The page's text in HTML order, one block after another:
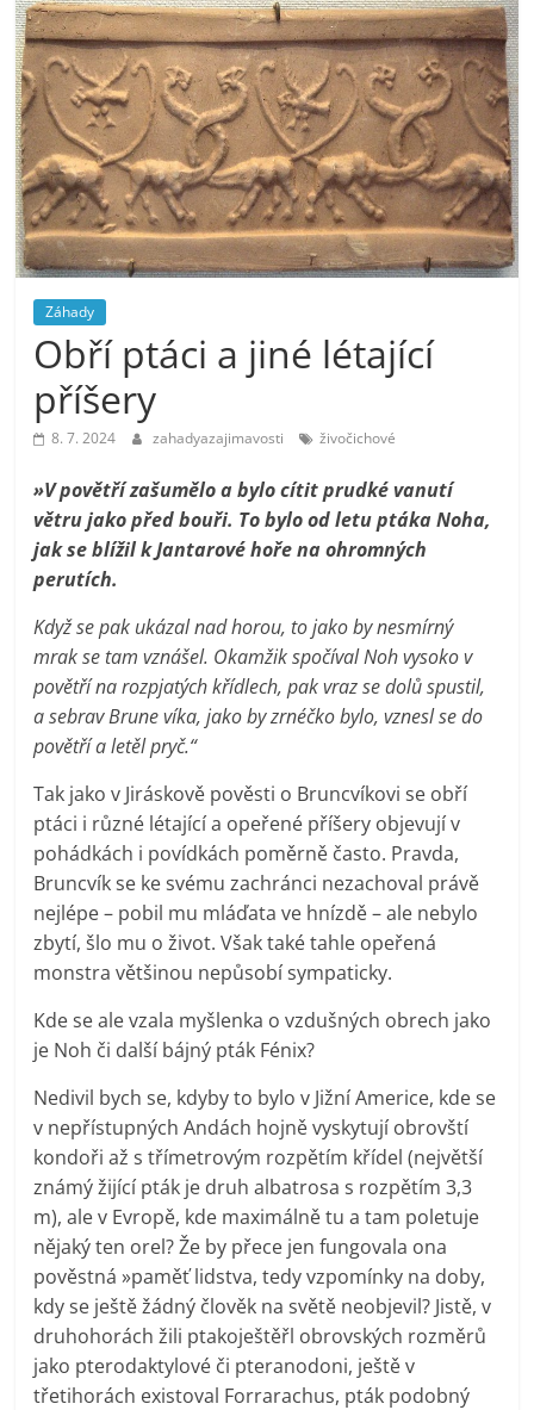
Záhady
Obří ptáci a jiné létající
příšery
8. 7. 2024 zahadyazajimavosti živočichové
»V povětří zašumělo a bylo cítit prudké vanutí
větru jako před bouři. To bylo od letu ptáka Noha,
jak se blížil k Jantarové hoře na ohromných
perutích.
Když se pak ukázal nad horou, to jako by nesmírný
mrak se tam vznášel. Okamžik spočíval Noh vysoko v
povětří na rozpjatých křídlech, pak vraz se dolů spustil,
a sebrav Brune víka, jako by zrnéčko bylo, vznesl se do
povětří a letěl pryč.“
Tak jako v Jiráskově pověsti o Bruncvíkovi se obří
ptáci i různé létající a opeřené příšery objevují v
pohádkách i povídkách poměrně často. Pravda,
Bruncvík se ke svému zachránci nezachoval právě
nejlépe – pobil mu mláďata ve hnízdě – ale nebylo
zbytí, šlo mu o život. Však také tahle opeřená
monstra většinou nepůsobí sympaticky.
Kde se ale vzala myšlenka o vzdušných obrech jako
je Noh či další bájný pták Fénix?
Nedivil bych se, kdyby to bylo v Jižní Americe, kde se
v nepřístupných Andách hojně vyskytují obrovští
kondoři až s třímetrovým rozpětím křídel (největší
známý žijící pták je druh albatrosa s rozpětím 3,3
m), ale v Evropě, kde maximálně tu a tam poletuje
nějaký ten orel? Že by přece jen fungovala ona
pověstná »paměť lidstva, tedy vzpomínky na doby,
kdy se ještě žádný člověk na světě neobjevil? Jistě, v
druhohorách žili ptakoještěřl obrovských rozměrů
jako pterodaktylové či pteranodoni, ještě v
třetihorách existoval Forrarachus, pták podobný